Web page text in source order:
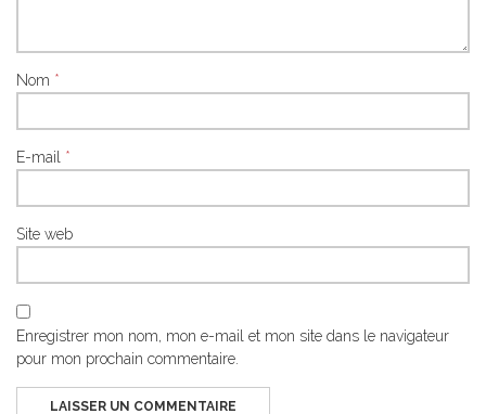
Nom *
E-mail *
Site web
Enregistrer mon nom, mon e-mail et mon site dans le navigateur
pour mon prochain commentaire.